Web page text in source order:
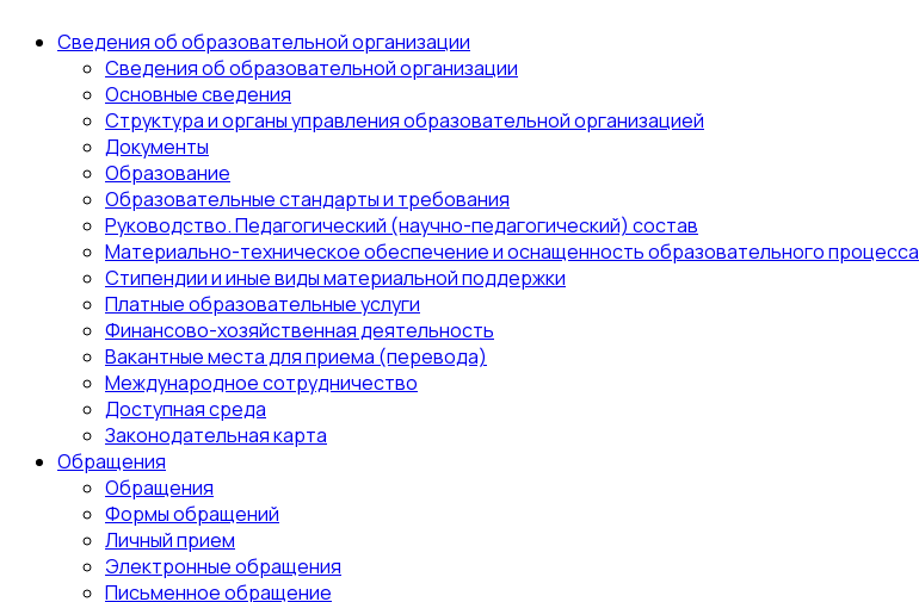
Сведения об образовательной организации
Сведения об образовательной организации
Основные сведения
Структура и органы управления образовательной организацией
Документы
Образование
Образовательные стандарты и требования
Руководство. Педагогический (научно-педагогический) состав
Материально-техническое обеспечение и оснащенность образовательного процесса
Стипендии и иные виды материальной поддержки
Платные образовательные услуги
Финансово-хозяйственная деятельность
Вакантные места для приема (перевода)
Международное сотрудничество
Доступная среда
Законодательная карта
Обращения
Обращения
Формы обращений
Личный прием
Электронные обращения
Письменное обращение